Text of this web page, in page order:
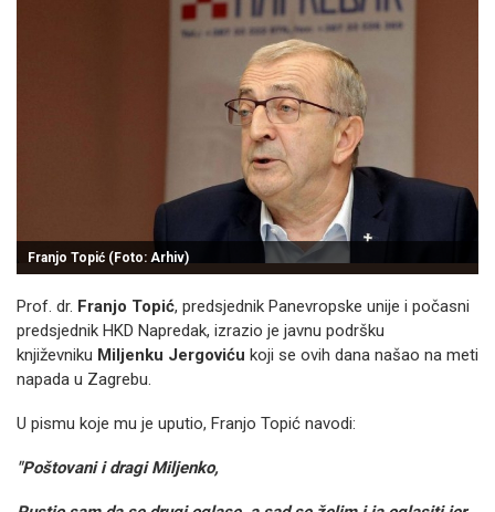
Franjo Topić (Foto: Arhiv)
Prof. dr. Franjo Topić, predsjednik Panevropske unije i počasni
predsjednik HKD Napredak, izrazio je javnu podršku
književniku Miljenku Jergoviću koji se ovih dana našao na meti
napada u Zagrebu.
U pismu koje mu je uputio, Franjo Topić navodi:
"Poštovani i dragi Miljenko,